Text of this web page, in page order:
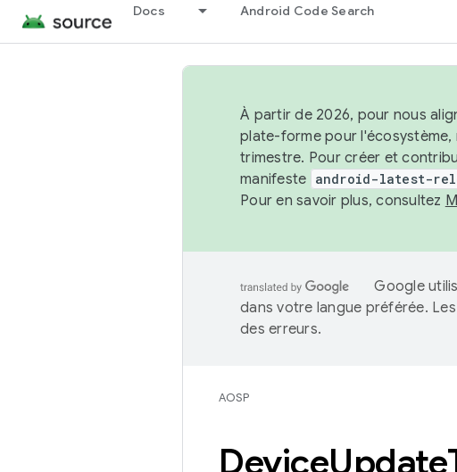
Docs Android Code Search
À partir de 2026, pour nous
plate-forme pour l'écosystème,
trimestre. Pour créer et
manifeste android-latest-
Pour en savoir plus, consultez
Google
dans votre langue préférée.
des erreurs.
AOSP
DeviceUpdate